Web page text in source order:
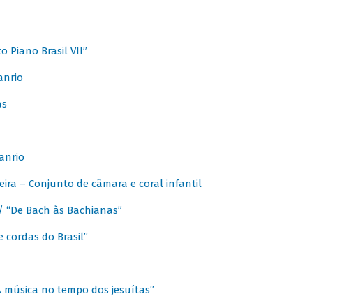
Piano Brasil VII”
– Conjunto de câmara e coral infantil
Bach às Bachianas”
cordas do Brasil”
música no tempo dos jesuítas”